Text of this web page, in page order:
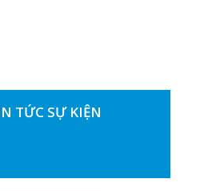
TỨC SỰ KIỆN